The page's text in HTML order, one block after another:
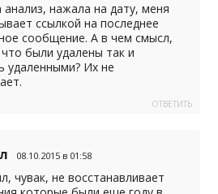
анализ, нажала на дату, меня
ссылкой на последнее
сообщение. А в чем смысл,
были удалены так и
удаленными? Их не
ОТВЕТИТЬ
08.10.2015 в 01:58
чувак, не восстанавливает